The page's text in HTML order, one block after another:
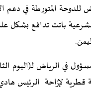
للدوحة المتورطة في دعم
باتت تدافع بشكل
في الرياض لـ(اليوم
قطرية لإزاحة الرئيس